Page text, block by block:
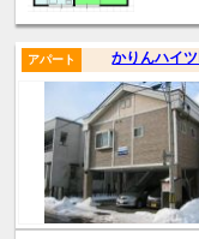
かりんハイツⅡ
アパート